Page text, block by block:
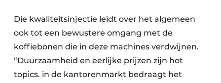
Die kwaliteitsinjectie leidt over het algemeen
ook tot een bewustere omgang met de
koffiebonen die in deze machines verdwijnen.
“Duurzaamheid en eerlijke prijzen zijn hot
topics. in de kantorenmarkt bedraagt het